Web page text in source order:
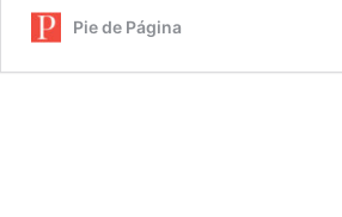
Pie de Página